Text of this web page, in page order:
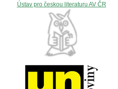
Ústav pro českou literaturu AV ČR